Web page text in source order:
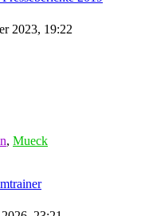
2023, 19:22
, Mueck